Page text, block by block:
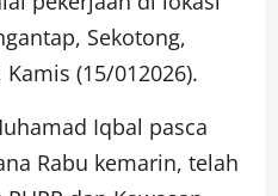
Sekotong,
(15/012026).
Iqbal pasca
Rabu kemarin, telah